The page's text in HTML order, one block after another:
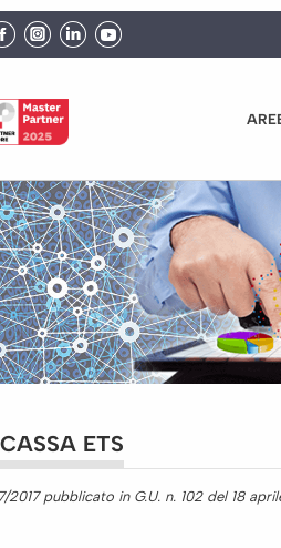
ETS
2017 pubblicato in G.U. n. 102 del 18